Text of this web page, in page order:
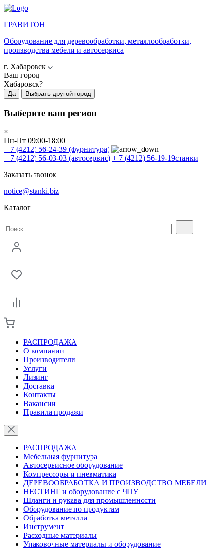
ГРАВИТОН
Оборудование для деревообработки, металлообработки,
производства мебели и автосервиса
г. Хабаровск
Ваш город
Хабаровск?
Да Выбрать другой город
Выберите ваш регион
×
Пн-Пт 09:00-18:00
+ 7 (4212) 56-24-39 (фурнитура)
+ 7 (4212) 56-03-03 (автосервис) + 7 (4212) 56-19-19станки
Заказать звонок
notice@stanki.biz
Каталог
РАСПРОДАЖА
О компании
Производители
Услуги
Лизинг
Доставка
Контакты
Вакансии
Правила продажи
РАСПРОДАЖА
Мебельная фурнитура
Автосервисное оборудование
Компрессоры и пневматика
ДЕРЕВООБРАБОТКА И ПРОИЗВОДСТВО МЕБЕЛИ
НЕСТИНГ и оборудование с ЧПУ
Шланги и рукава для промышленности
Оборудование по продуктам
Обработка металла
Инструмент
Расходные материалы
Упаковочные материалы и оборудование